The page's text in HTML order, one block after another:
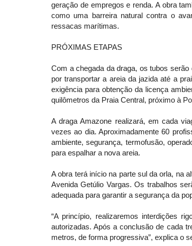
geração de empregos e renda. A obra
como uma barreira natural contra o
ressacas marítimas.
PRÓXIMAS ETAPAS
Com a chegada da draga, os tubos
por transportar a areia da jazida até a
exigência para obtenção da licença
quilômetros da Praia Central, próximo à
A draga Amazone realizará, em cada
vezes ao dia. Aproximadamente 60
ambiente, segurança, termofusão,
para espalhar a nova areia.
A obra terá início na parte sul da orla, na
Avenida Getúlio Vargas. Os trabalhos
adequada para garantir a segurança da
“A princípio, realizaremos interdições
autorizadas. Após a conclusão de cada
metros, de forma progressiva”, explica o